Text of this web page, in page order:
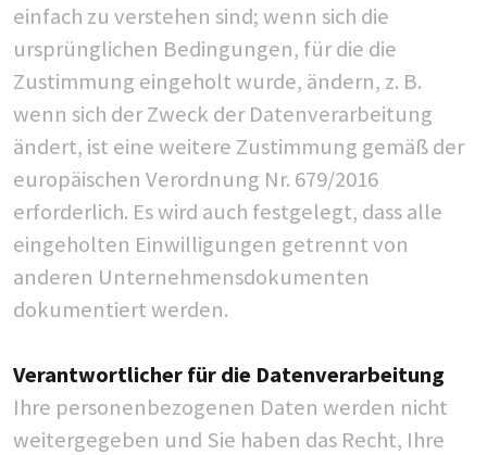
einfach zu verstehen sind; wenn sich die
ursprünglichen Bedingungen, für die die
Zustimmung eingeholt wurde, ändern, z. B.
wenn sich der Zweck der Datenverarbeitung
ändert, ist eine weitere Zustimmung gemäß der
europäischen Verordnung Nr. 679/2016
erforderlich. Es wird auch festgelegt, dass alle
eingeholten Einwilligungen getrennt von
anderen Unternehmensdokumenten
dokumentiert werden.
Verantwortlicher für die Datenverarbeitung
Ihre personenbezogenen Daten werden nicht
weitergegeben und Sie haben das Recht, Ihre